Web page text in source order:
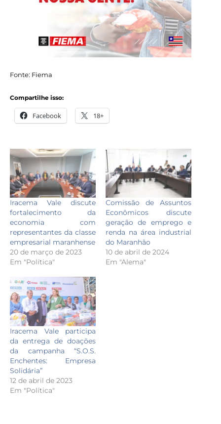
Fonte: Fiema
Compartilhe isso:
Facebook 18+
Iracema Vale discute
fortalecimento da
economia com
representantes da classe
empresarial maranhense
20 de março de 2023
Em "Política"
Comissão de Assuntos
Econômicos discute
geração de emprego e
renda na área industrial
do Maranhão
10 de abril de 2024
Em "Alema"
Iracema Vale participa
da entrega de doações
da campanha “S.O.S.
Enchentes: Empresa
Solidária”
12 de abril de 2023
Em "Política"